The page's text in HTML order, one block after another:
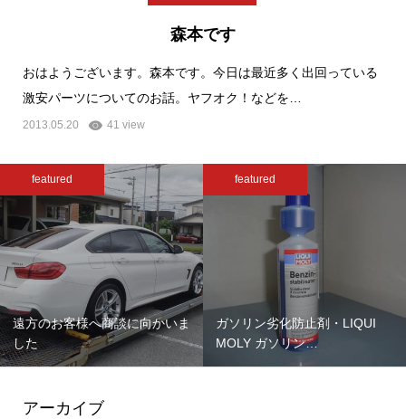
森本です
おはようございます。森本です。今日は最近多く出回っている
激安パーツについてのお話。ヤフオク！などを…
2013.05.20 41 view
featured
遠方のお客様へ商談に向かいま
した
featured
ガソリン劣化防止剤・LIQUI
MOLY ガソリン…
アーカイブ